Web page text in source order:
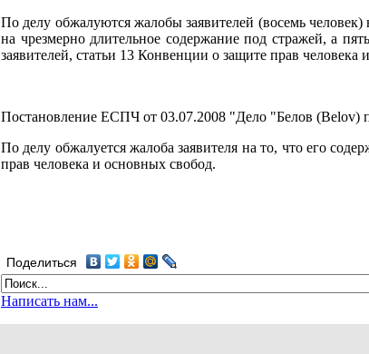
По делу обжалуются жалобы заявителей (восемь
на чрезмерно длительное содержание под стражей, а
заявителей, статьи 13 Конвенции о защите прав
Постановление ЕСПЧ от 03.07.2008 "Дело "Белов (Belov)
По делу обжалуется жалоба заявителя на то, что его
прав человека и основных свобод.
Поделиться
Написать нам...